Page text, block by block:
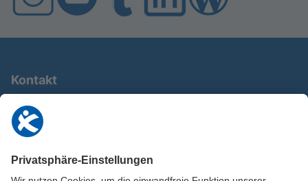
Kontakt
0911 / 9234 950
info@deutschland-im-plus.de
Impressum